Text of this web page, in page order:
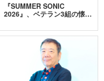
『SUMMER SONIC
2026』、ベテラン3組の懐…